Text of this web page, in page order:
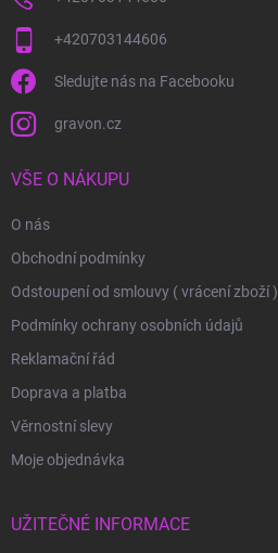
+420703144606
Sledujte nás na Facebooku
gravon.cz
VŠE O NÁKUPU
O nás
Obchodní podmínky
Odstoupení od smlouvy ( vrácení zboží )
Podmínky ochrany osobních údajů
Reklamační řád
Doprava a platba
Věrnostní slevy
Moje objednávka
UŽITEČNÉ INFORMACE